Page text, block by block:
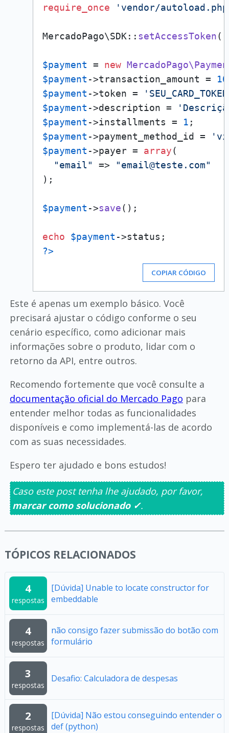
require_once 'vendor/
MercadoPago\SDK:: setAccessToken(
$payment = new
$payment ->transaction_amount =
$payment ->token =
$payment ->description =
$payment ->installments = 1
$payment ->payment_method_id =
$payment ->payer = array(
"email"
=>
"email@teste.com"
);
$payment ->save();
echo $payment
?>
COPIAR CÓDIGO
Este é apenas um exemplo básico. Você
precisará ajustar o código conforme o seu
cenário específico, como adicionar mais
informações sobre o produto, lidar com o
retorno da API, entre outros.
Recomendo fortemente que você consulte a
documentação oficial do Mercado Pago para
entender melhor todas as funcionalidades
disponíveis e como implementá-las de acordo
com as suas necessidades.
Espero ter ajudado e bons estudos!
Caso este post tenha lhe ajudado, por favor,
marcar como solucionado ✓.
TÓPICOS RELACIONADOS
4
respostas
[Dúvida] Unable to locate constructor for
embeddable
4
respostas
não consigo fazer submissão do botão com
formulário
3
respostas
Desafio: Calculadora de despesas
2
respostas
[Dúvida] Não estou conseguindo entender o
def (python)